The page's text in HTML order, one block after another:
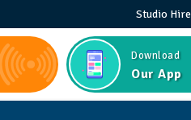
Studio Hire
Download
Our App